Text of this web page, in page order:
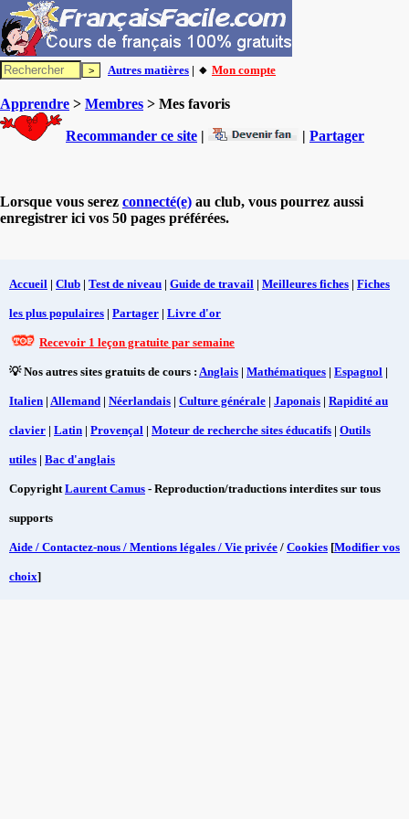
Autres matières | 🔸 Mon compte
Apprendre > Membres > Mes favoris
Recommander ce site | | Partager
Lorsque vous serez connecté(e) au club, vous pourrez aussi
enregistrer ici vos 50 pages préférées.
Accueil | Club | Test de niveau | Guide de travail | Meilleures fiches | Fiches
les plus populaires | Partager | Livre d'or
Recevoir 1 leçon gratuite par semaine
💡 Nos autres sites gratuits de cours : Anglais | Mathématiques | Espagnol |
Italien | Allemand | Néerlandais | Culture générale | Japonais | Rapidité au
clavier | Latin | Provençal | Moteur de recherche sites éducatifs | Outils
utiles | Bac d'anglais
CopyrightLaurent Camus - Reproduction/traductions interdites sur tous
supports
Aide / Contactez-nous / Mentions légales / Vie privée / Cookies [Modifier vos
choix]